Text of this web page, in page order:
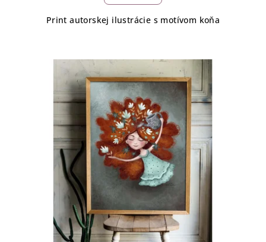
Print autorskej ilustrácie s motívom koňa